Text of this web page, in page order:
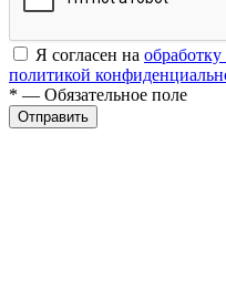
Я согласен на
политикой
* — Обязательное поле
Отправить